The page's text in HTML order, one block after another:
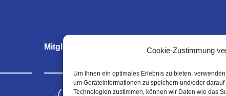
Cookie-Zustimmung
Um Ihnen ein optimales Erlebnis zu bieten,
um Geräteinformationen zu speichern und/oder
Technologien zustimmen, können wir Daten wie das
Mitgliedschaften Rechtliches